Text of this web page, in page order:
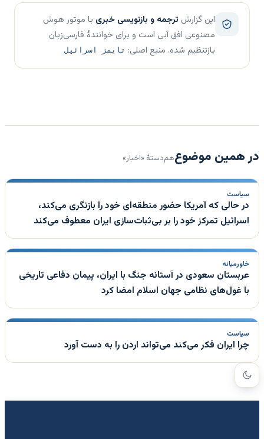
این گزارش ترجمه و بازنویسی خبری با موتور هوش
مصنوعی افق آبی است و برای خوانندهٔ فارسی‌زبان
بازتنظیم شده. منبع اصلی: تایمز اسرائیل
در همین موضوعهم‌دستهٔ «اخبار»
سیاست
در حالی که آمریکا حضور منطقه‌ای خود را بازنگری می‌کند،
اسرائیل تمرکز خود را بر بی‌ثبات‌سازی ایران معطوف می‌کند
خاورمیانه
عربستان سعودی در آستانه جنگ با ایران، پیمان دفاعی تاریخی
با غول‌های نظامی جهان اسلام امضا کرد
سیاست
چرا ایران فکر می‌کند می‌تواند اردن را به دست آورد